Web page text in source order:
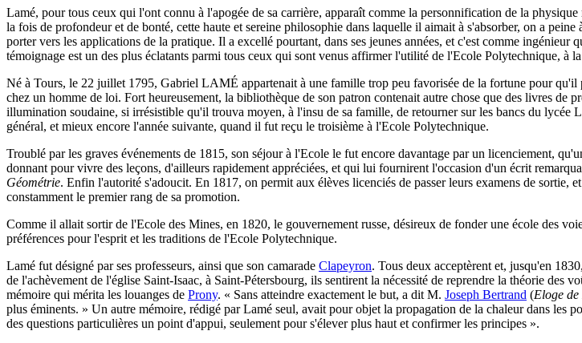
Lamé, pour tous ceux qui l'ont connu à l'apogée de sa carrière, apparaît comme la personnification de la
la fois de profondeur et de bonté, cette haute et sereine philosophie dans laquelle il aimait à s'absorber, on a
porter vers les applications de la pratique. Il a excellé pourtant, dans ses jeunes années, et c'est comme
témoignage est un des plus éclatants parmi tous ceux qui sont venus affirmer l'utilité de l'Ecole Polytechnique, à
Né à Tours, le 22 juillet 1795, Gabriel LAMÉ appartenait à une famille trop peu favorisée de la fortune pour
chez un homme de loi. Fort heureusement, la bibliothèque de son patron contenait autre chose que des livres
illumination soudaine, si irrésistible qu'il trouva moyen, à l'insu de sa famille, de retourner sur les bancs du
général, et mieux encore l'année suivante, quand il fut reçu le troisième à l'Ecole Polytechnique.
Troublé par les graves événements de 1815, son séjour à l'Ecole le fut encore davantage par un licenciement,
donnant pour vivre des leçons, d'ailleurs rapidement appréciées, et qui lui fournirent l'occasion d'un écrit
Géométrie. Enfin l'autorité s'adoucit. En 1817, on permit aux élèves licenciés de passer leurs examens de sortie,
constamment le premier rang de sa promotion.
Comme il allait sortir de l'Ecole des Mines, en 1820, le gouvernement russe, désireux de fonder une école des
préférences pour l'esprit et les traditions de l'Ecole Polytechnique.
Lamé fut désigné par ses professeurs, ainsi que son camarade Clapeyron. Tous deux acceptèrent et, jusqu'en
de l'achèvement de l'église Saint-Isaac, à Saint-Pétersbourg, ils sentirent la nécessité de reprendre la théorie des
mémoire qui mérita les louanges de Prony. « Sans atteindre exactement le but, a dit M. Joseph Bertrand (Eloge
plus éminents. » Un autre mémoire, rédigé par Lamé seul, avait pour objet la propagation de la chaleur dans les
des questions particulières un point d'appui, seulement pour s'élever plus haut et confirmer les principes ».